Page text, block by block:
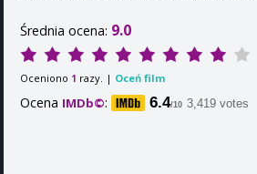
Średnia ocena: 9.0
Oceniono 1 razy. | Oceń film
Ocena IMDb©: 6.4/10 3,419 votes